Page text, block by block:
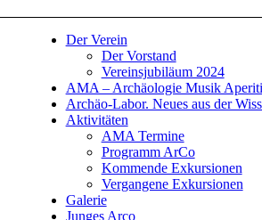
Der Verein
Der Vorstand
Vereinsjubiläum 2024
AMA – Archäologie Musik
Archäo-Labor. Neues aus der
Aktivitäten
AMA Termine
Programm ArCo
Kommende Exkursionen
Vergangene Exkursionen
Galerie
Junges Arco